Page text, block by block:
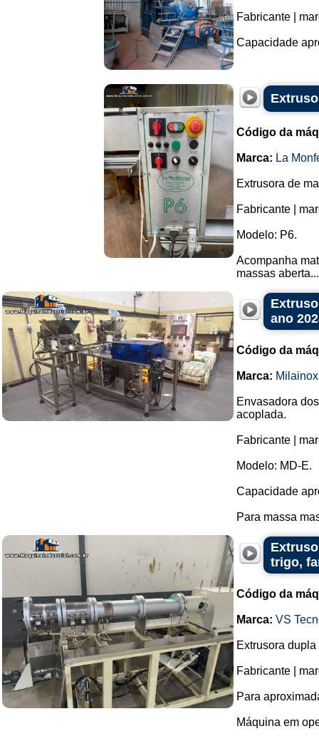
Fabricante |
Capacidade
Código da
Marca: La
Extrusora de
Fabricante |
Modelo: P6.
Acompanha
massas
ano
Código da
Marca: Milainox
Envasadora
acoplada.
Fabricante |
Modelo: MD-E.
Capacidade
Para massa
trigo,
Código da
Marca: VS
Extrusora
Fabricante |
Para
Máquina em